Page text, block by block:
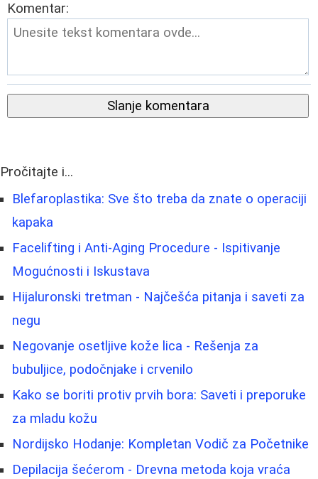
Komentar:
Slanje komentara
Pročitajte i...
Blefaroplastika: Sve što treba da znate o operaciji
kapaka
Facelifting i Anti-Aging Procedure - Ispitivanje
Mogućnosti i Iskustava
Hijaluronski tretman - Najčešća pitanja i saveti za
negu
Negovanje osetljive kože lica - Rešenja za
bubuljice, podočnjake i crvenilo
Kako se boriti protiv prvih bora: Saveti i preporuke
za mladu kožu
Nordijsko Hodanje: Kompletan Vodič za Početnike
Depilacija šećerom - Drevna metoda koja vraća